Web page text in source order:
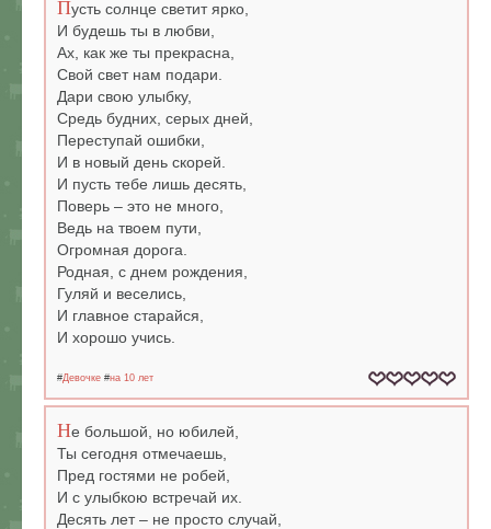
Пусть солнце светит ярко,
И будешь ты в любви,
Ах, как же ты прекрасна,
Свой свет нам подари.
Дари свою улыбку,
Средь будних, серых дней,
Переступай ошибки,
И в новый день скорей.
И пусть тебе лишь десять,
Поверь – это не много,
Ведь на твоем пути,
Огромная дорога.
Родная, с днем рождения,
Гуляй и веселись,
И главное старайся,
И хорошо учись.
#Девочке #на 10 лет
Не большой, но юбилей,
Ты сегодня отмечаешь,
Пред гостями не робей,
И с улыбкою встречай их.
Десять лет – не просто случай,